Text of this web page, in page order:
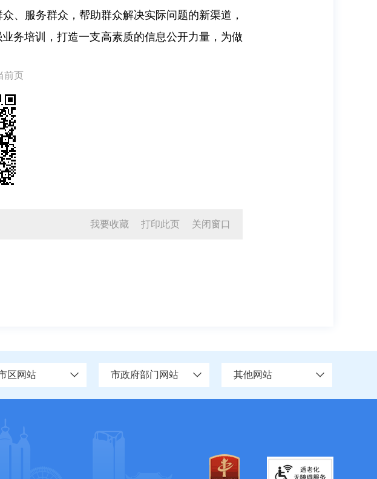
、服务群众，帮助群众解决实际问题的新渠道，
务培训，打造一支高素质的信息公开力量，为做
前页
我要收藏 打印此页 关闭窗口
区网站 市政府部门网站 其他网站